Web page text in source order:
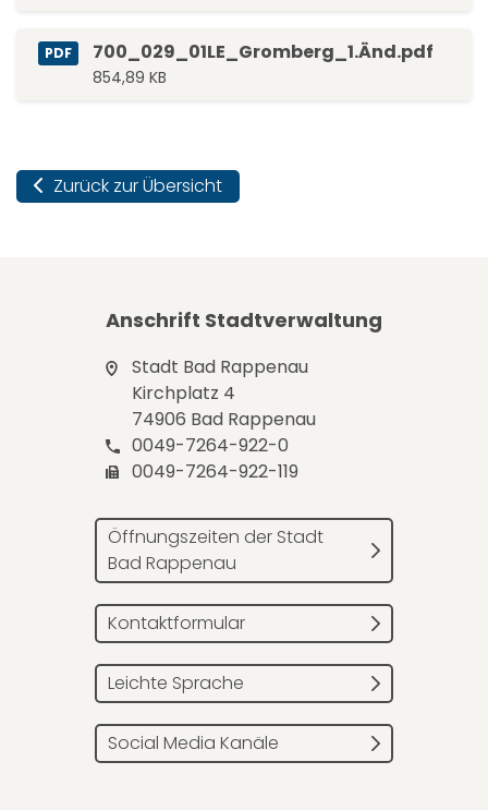
PDF 700_029_01LE_Gromberg_1.Änd.pdf
854,89 KB
Zurück zur Übersicht
Anschrift Stadtverwaltung
Stadt Bad Rappenau
Kirchplatz 4
74906 Bad Rappenau
0049-7264-922-0
0049-7264-922-119
Öffnungszeiten der Stadt
Bad Rappenau
Kontaktformular
Leichte Sprache
Social Media Kanäle